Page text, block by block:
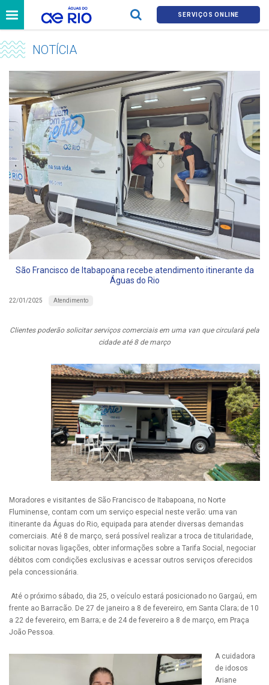
SERVIÇOS ONLINE
NOTÍCIA
São Francisco de Itabapoana recebe atendimento itinerante da
Águas do Rio
22/01/2025 Atendimento
Clientes poderão solicitar serviços comerciais em uma van que circulará pela
cidade até 8 de março
Moradores e visitantes de São Francisco de Itabapoana, no Norte
Fluminense, contam com um serviço especial neste verão: uma van
itinerante da Águas do Rio, equipada para atender diversas demandas
comerciais. Até 8 de março, será possível realizar a troca de titularidade,
solicitar novas ligações, obter informações sobre a Tarifa Social, negociar
débitos com condições exclusivas e acessar outros serviços oferecidos
pela concessionária.
Até o próximo sábado, dia 25, o veículo estará posicionado no Gargaú, em
frente ao Barracão. De 27 de janeiro a 8 de fevereiro, em Santa Clara; de 10
a 22 de fevereiro, em Barra; e de 24 de fevereiro a 8 de março, em Praça
João Pessoa.
A cuidadora
de idosos
Ariane